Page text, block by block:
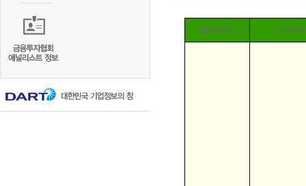
월(MON ) 화(TUE)